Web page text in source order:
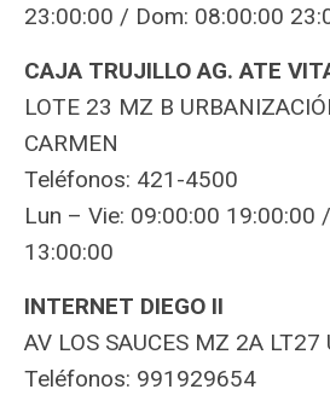
23:00:00 / Dom: 08:00:00
CAJA TRUJILLO AG. ATE
LOTE 23 MZ B
CARMEN
Teléfonos: 421-4500
Lun – Vie: 09:00:00 19:00:00
13:00:00
INTERNET DIEGO II
AV LOS SAUCES MZ 2A LT27
Teléfonos: 991929654